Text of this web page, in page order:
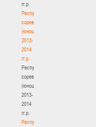
гг.р.
Республиканские
соревнования
(юноши)
2013-
2014
гг.р.
Республиканские
соревнования
(юноши)
2013-
2014
гг.р.
Республиканские